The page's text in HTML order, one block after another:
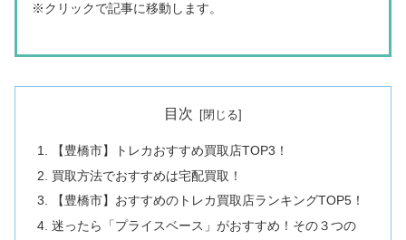
※クリックで記事に移動します。
目次
【豊橋市】トレカおすすめ買取店TOP3！
買取方法でおすすめは宅配買取！
【豊橋市】おすすめのトレカ買取店ランキングTOP5！
迷ったら「プライスベース」がおすすめ！その３つの